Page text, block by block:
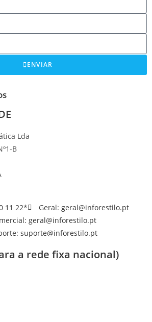
ENVIAR
Lda
B
11 22*
Geral: geral@inforestilo.pt
geral@inforestilo.pt
suporte@inforestilo.pt
a rede fixa nacional)